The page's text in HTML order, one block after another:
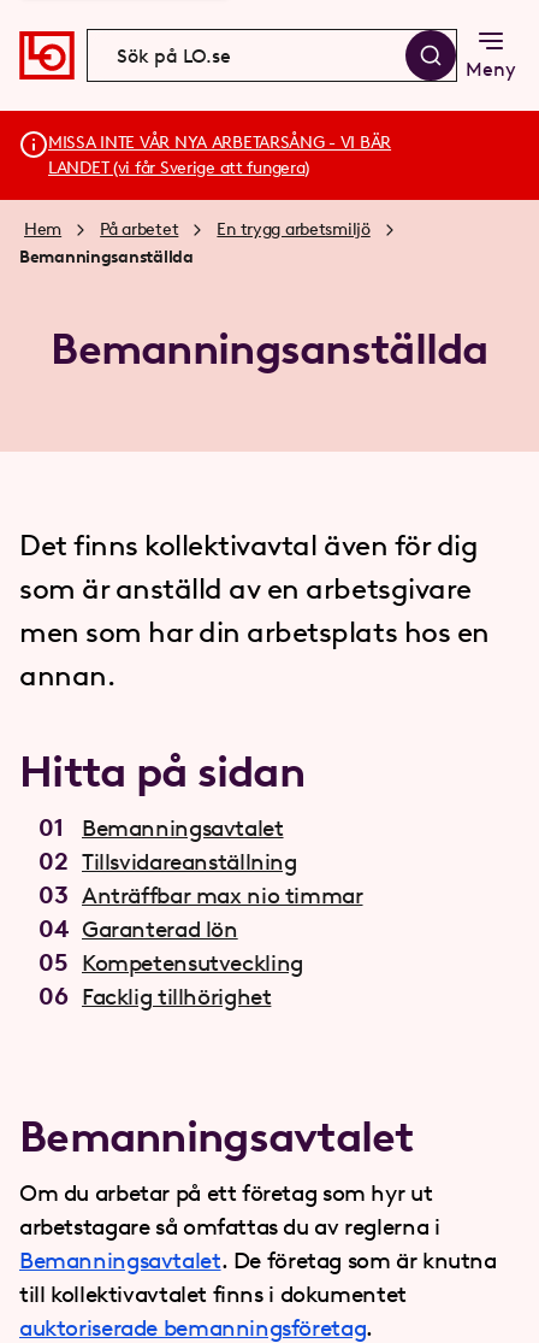
Meny
MISSA INTE VÅR NYA ARBETARSÅNG - VI BÄR
LANDET (vi får Sverige att fungera)
Hem På arbetet
En trygg arbetsmiljö
Bemanningsanställda
Bemanningsanställda
Det finns kollektivavtal även för dig
som är anställd av en arbetsgivare
men som har din arbetsplats hos en
annan.
Hitta på sidan
Bemannings­avtalet
Tillsvidare­anställning
Anträffbar max nio timmar
Garanterad lön
Kompetens­utveckling
Facklig tillhörighet
Bemannings­avtalet
Om du arbetar på ett företag som hyr ut
arbetstagare så omfattas du av reglerna i
Bemanningsavtalet. De företag som är knutna
till kollektivavtalet finns i dokumentet
auktoriserade bemanningsföretag.